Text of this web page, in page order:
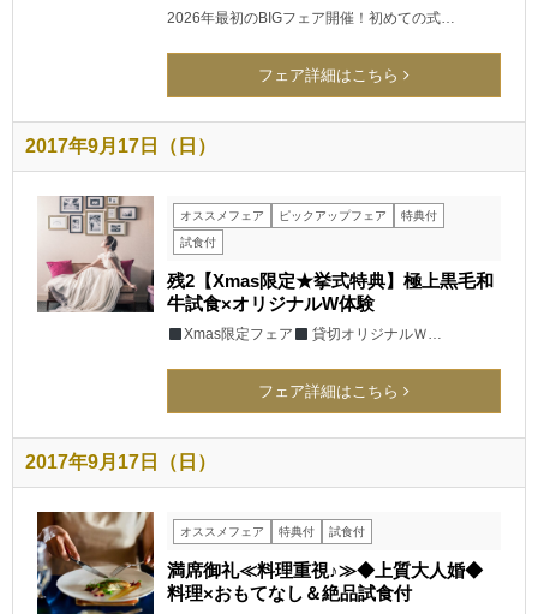
2026年最初のBIGフェア開催！初めての式…
フェア詳細はこちら
2017年9月17日（日）
オススメフェア ピックアップフェア
特典付
試食付
残2【Xmas限定★挙式特典】極上黒毛和
牛試食×オリジナルW体験
Xmas限定フェア 貸切オリジナルＷ…
フェア詳細はこちら
2017年9月17日（日）
オススメフェア 特典付 試食付
満席御礼≪料理重視♪≫◆上質大人婚◆
料理×おもてなし＆絶品試食付